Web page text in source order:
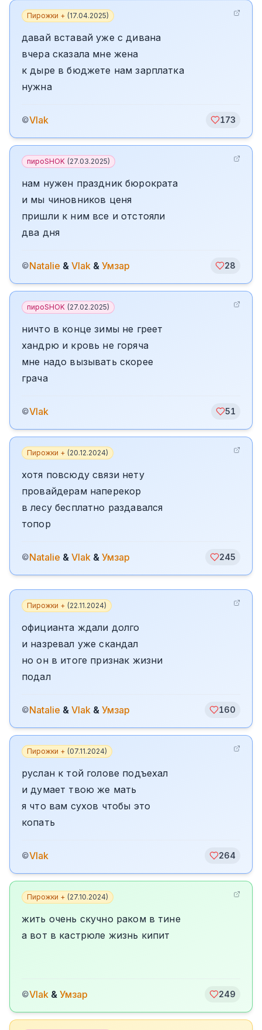
Пирожки + (17.04.2025)
давай вставай уже с дивана
вчера сказала мне жена
к дыре в бюджете нам зарплатка
нужна
©Vlak 173
пироSHOK (27.03.2025)
нам нужен праздник бюрократа
и мы чиновников ценя
пришли к ним все и отстояли
два дня
©Natalie & Vlak & Умзар 28
пироSHOK (27.02.2025)
ничто в конце зимы не греет
хандрю и кровь не горяча
мне надо вызывать скорее
грача
©Vlak 51
Пирожки + (20.12.2024)
хотя повсюду связи нету
провайдерам наперекор
в лесу бесплатно раздавался
топор
©Natalie & Vlak & Умзар 245
Пирожки + (22.11.2024)
официанта ждали долго
и назревал уже скандал
но он в итоге признак жизни
подал
©Natalie & Vlak & Умзар 160
Пирожки + (07.11.2024)
руслан к той голове подъехал
и думает твою же мать
я что вам сухов чтобы это
копать
©Vlak 264
Пирожки + (27.10.2024)
жить очень скучно раком в тине
а вот в кастрюле жизнь кипит
©Vlak & Умзар 249